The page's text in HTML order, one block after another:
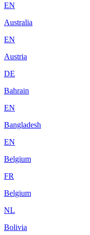
EN
Australia
EN
Austria
DE
Bahrain
EN
Bangladesh
EN
Belgium
FR
Belgium
NL
Bolivia